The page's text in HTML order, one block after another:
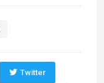
Twitter